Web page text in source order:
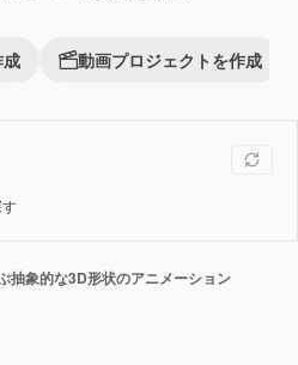
動画プロジェクトを作成
抽象的な3D形状のアニメーション